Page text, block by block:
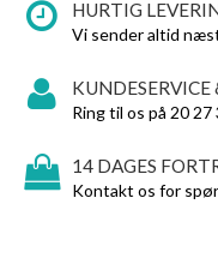
HURTIG
Vi sender altid
KUNDESERVICE
Ring til os på 20 27
14 DAGES
Kontakt os for